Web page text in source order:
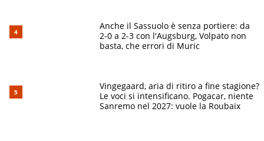
Anche il Sassuolo è senza portiere: da
2-0 a 2-3 con l'Augsburg, Volpato non
basta, che errori di Muric
Vingegaard, aria di ritiro a fine stagione?
Le voci si intensificano. Pogacar, niente
Sanremo nel 2027: vuole la Roubaix